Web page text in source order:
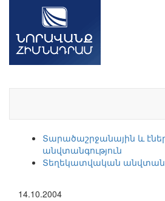
Տարածաշրջանային և
անվտանգություն
Տեղեկատվական
14.10.2004